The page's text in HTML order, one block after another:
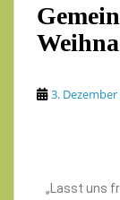
3. Dezember
„Lasst uns